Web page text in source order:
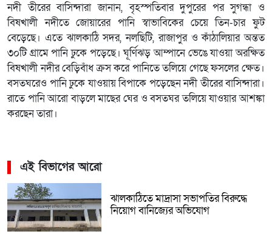
নদী তীরের বাসিন্দারা জানান, বৃহস্পতিবার দুপুরের পর সুগন্ধা ও
বিষখালী নদীতে জোয়ারের পানি স্বাভাবিকের চেয়ে তিন-চার ফুট
বেড়েছে। এতে ঝালকাঠি সদর, নলছিটি, রাজাপুর ও কাঁঠালিয়ার অন্তত
৩০টি গ্রামে পানি ঢুকে পড়েছে। ঘূর্ণিঝড় আম্পানে ভেঙে যাওয়া অরক্ষিত
বিষখালী নদীর বেড়িবাঁধ ক্রস করে পানিতে তলিয়ে গেছে ফসলের ক্ষেত।
বসতঘরেও পানি ঢুকে যাওয়ায় বিপাকে পড়েছেন নদী তীরের বাসিন্দারা।
রাতে পানি আরো বাড়লে মাছের ঘের ও বসতঘর তলিয়ে যাওয়ার আশঙ্কা
করছেন তারা।
এই বিভাগের আরো
ঝালকাঠিতে মাদ্রাসা সভাপতির বিরুদ্ধে
নিয়োগ বানিজ্যের অভিযোগ